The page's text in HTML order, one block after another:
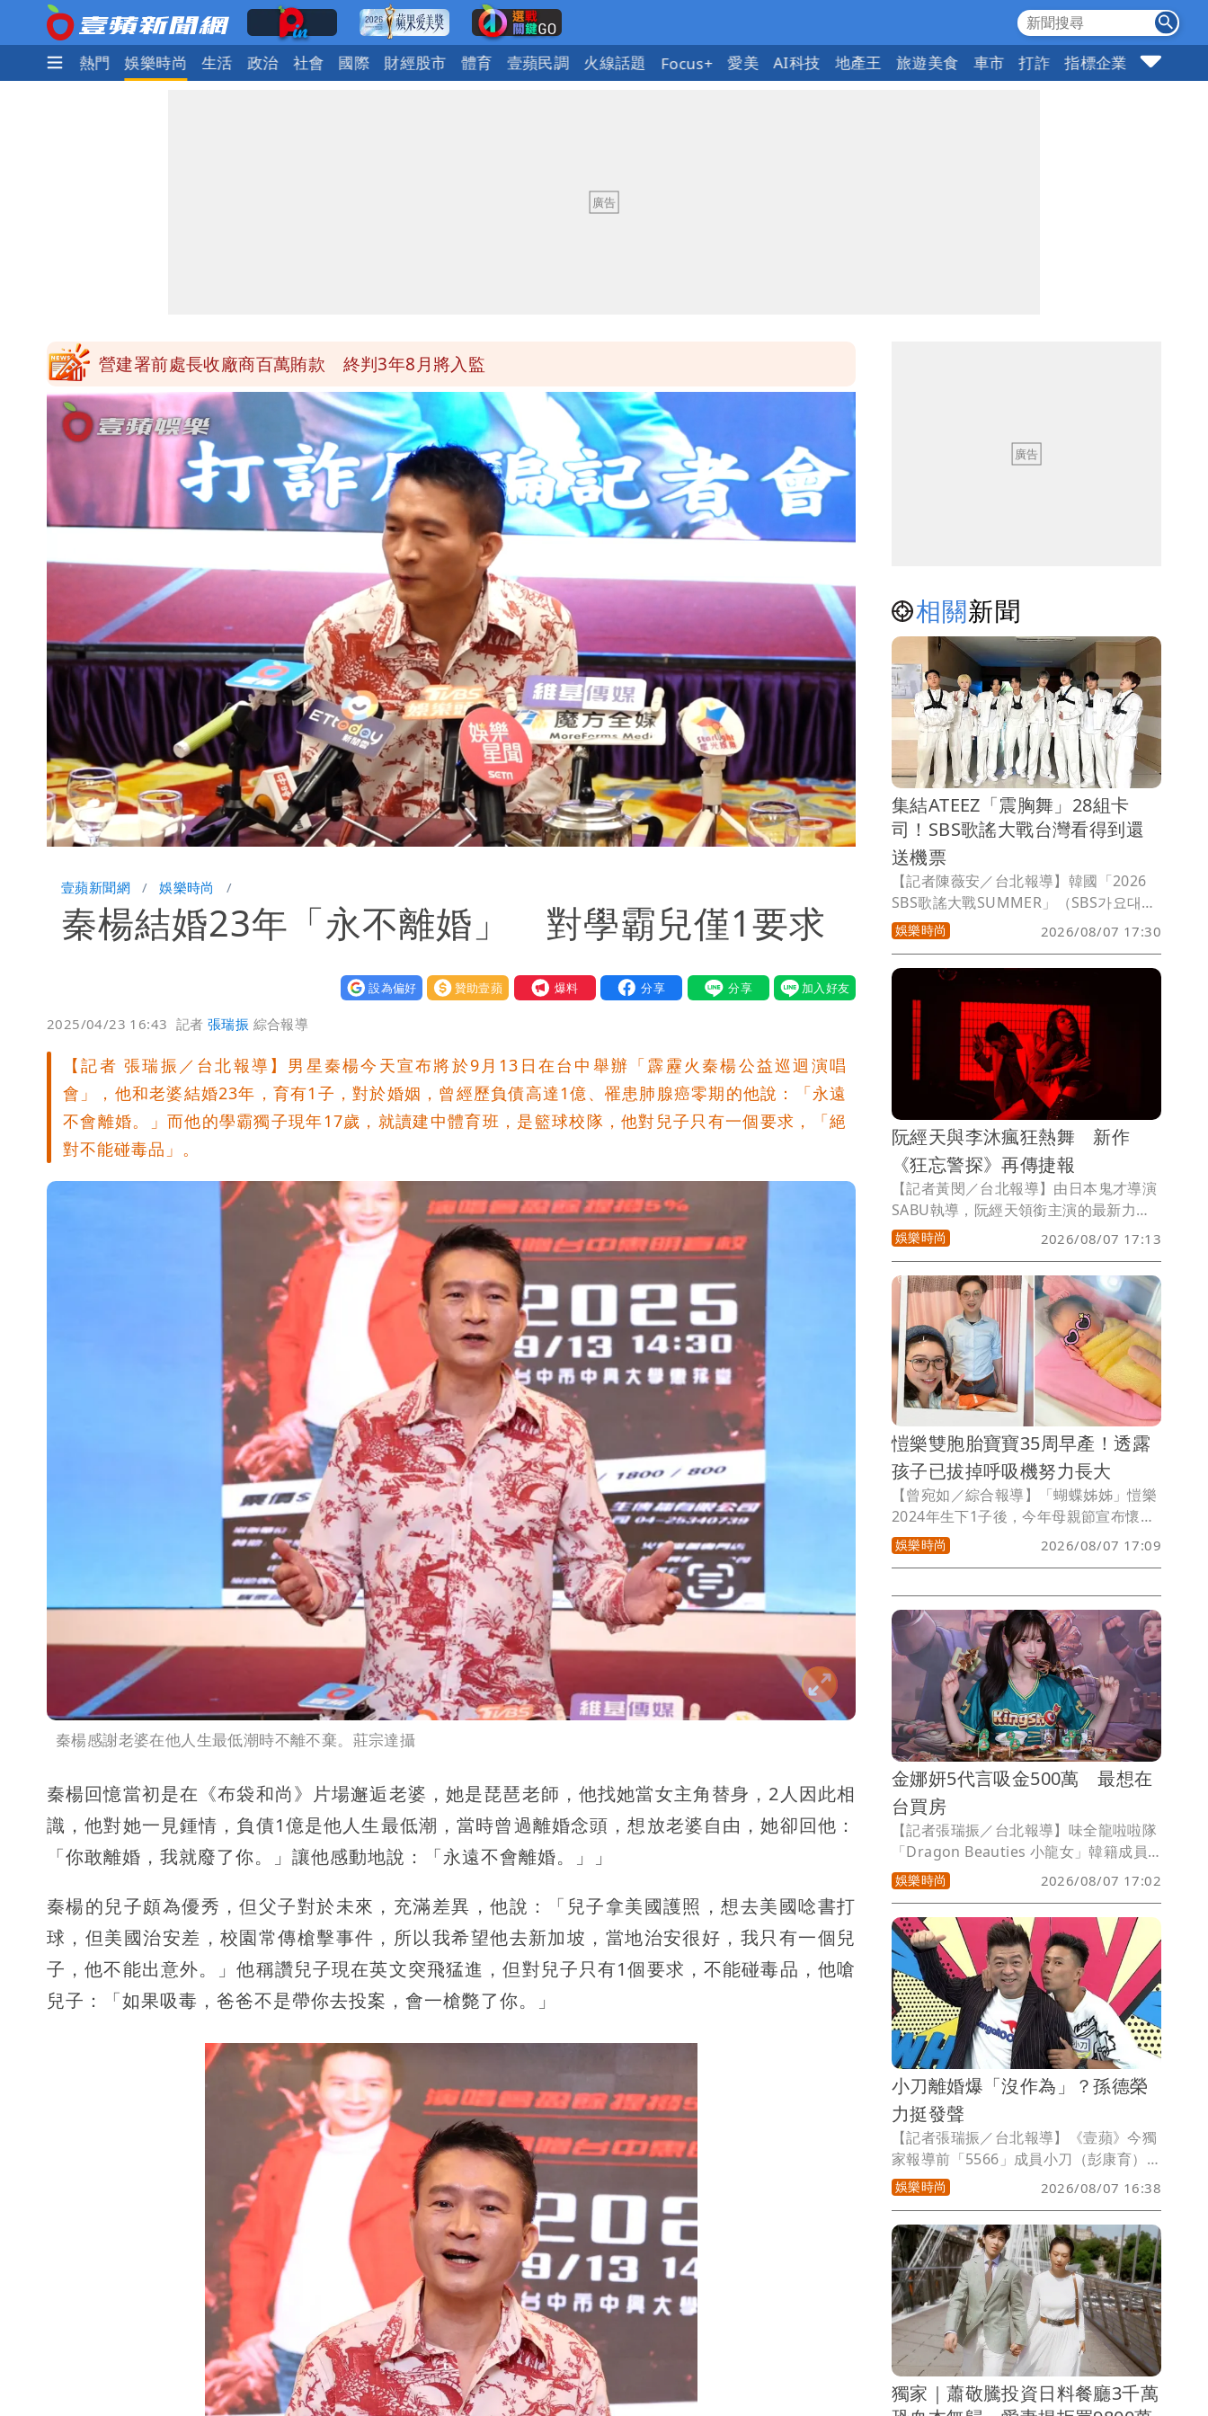
焦點 熱門 娛樂時尚 生活 政治 社會 國際 財經股市 體育 壹蘋民調 火線話題 Focus+ 愛美 AI科技 地產王 旅遊美食 車市 打詐 指標企業 壹蘋頭家
營建署前處長收廠商百萬賄款 終判3年8月將入監
高鐵「半導體列車」開跑！1招可拿優惠券
慈濟買BNT遭詐10億元 蔡英文：政府很多謹慎判斷當時未被理解
Unmute Loaded:
36.76%
壹蘋新聞網 娛樂時尚
秦楊結婚23年「永不離婚」 對學霸兒僅1要求
設為偏好 贊助壹蘋 我要爆料
2025/04/23 16:43 記者張瑞振 綜合報導
【記者 張瑞振／台北報導】男星秦楊今天宣布將於9月13日在台中舉辦「霹靂火秦楊公益巡迴演唱
會」，他和老婆結婚23年，育有1子，對於婚姻，曾經歷負債高達1億、罹患肺腺癌零期的他說：「永遠
不會離婚。」而他的學霸獨子現年17歲，就讀建中體育班，是籃球校隊，他對兒子只有一個要求，「絕
對不能碰毒品」。
秦楊感謝老婆在他人生最低潮時不離不棄。莊宗達攝
秦楊回憶當初是在《布袋和尚》片場邂逅老婆，她是琵琶老師，他找她當女主角替身，2人因此相
識，他對她一見鍾情，負債1億是他人生最低潮，當時曾過離婚念頭，想放老婆自由，她卻回他：
「你敢離婚，我就廢了你。」讓他感動地說：「永遠不會離婚。」」
秦楊的兒子頗為優秀，但父子對於未來，充滿差異，他說：「兒子拿美國護照，想去美國唸書打
球，但美國治安差，校園常傳槍擊事件，所以我希望他去新加坡，當地治安很好，我只有一個兒
子，他不能出意外。」他稱讚兒子現在英文突飛猛進，但對兒子只有1個要求，不能碰毒品，他嗆
兒子：「如果吸毒，爸爸不是帶你去投案，會一槍斃了你。」
相關新聞
集結ATEEZ「震胸舞」28組卡
司！SBS歌謠大戰台灣看得到還
送機票
【記者陳薇安／台北報導】韓國「2026
SBS歌謠大戰SUMMER」（SBS가요대
전）8月9日在高陽KTNTEX登場，由RIIZE
成員成燦、NCT WISH隊長SION搭配師
妹團Hearts2Hearts成員IAN主持，更集
結「震胸男團」ATEEZ、Stray Kids、
SEVENTEEN老么DINO、夏日女團Red
Velvet、Day6貝斯手元弼、NCT127隊長
泰容等28組人氣卡司，台灣粉絲當天可透
過TVBS及CATCHPLAY+同步收看，還有
機會抽中首爾來回機票。
娛樂時尚 2026/08/07 17:30
阮經天與李沐瘋狂熱舞 新作
《狂忘警探》再傳捷報
【記者黃閔／台北報導】由日本鬼才導演
SABU執導，阮經天領銜主演的最新力作
《狂忘警探》傳捷報！本片正式入選第51
屆多倫多國際影展（TIFF）「午夜瘋狂」
單元，並將於影展期間舉行北美首映，由
於此單元只入選10部片，《狂忘警探》甚
至是唯一是選片委員一致、毫無懸念地通
過入選片，成為今年台灣電影在國際影壇
最受矚目的焦點之一，也成為多倫多國際
影展和威尼斯影展雙料入選的華語片。
娛樂時尚 2026/08/07 17:13
愷樂雙胞胎寶寶35周早產！透露
孩子已拔掉呼吸機努力長大
【曾宛如／綜合報導】「蝴蝶姊姊」愷樂
2024年生下1子後，今年母親節宣布懷上
雙胞胎喜訊，如今女兒平安出生，她表示
「媽媽很抱歉，因為前置胎盤所以讓你們
努力，拔掉呼吸機可以自主呼吸了、出保
溫箱體溫正常了，現在拼命喝奶也穩定長
大了，真的很感動」。
娛樂時尚 2026/08/07 17:09
金娜妍5代言吸金500萬 最想在
台買房
【記者張瑞振／台北報導】味全龍啦啦隊
「Dragon Beauties 小龍女」韓籍成員
金娜妍今天出席連鎖串燒品牌「焦糖楓」
三和店化身一日店長，與居酒屋霸主「柒
息地」攜手全球前十大熱門手遊
《Kingshot》打造「國王燒烤節」活
動，來台發展1年的她，不僅憑藉球場應
援累積高人氣，演藝事業也持續攀升，今
年一口氣拿下5個代言，每支代言酬勞皆
達7位數，粗估進帳約500萬元，同時也透
露自己最大的心願，就是未來能在台灣擁
有一個屬於自己的家。
娛樂時尚 2026/08/07 17:02
小刀離婚爆「沒作為」？孫德榮
力挺發聲
【記者張瑞振／台北報導】《壹蘋》今獨
家報導前「5566」成員小刀（彭康育）與
台玻集團二千金林文晴結束 14 年婚姻，
小刀發文證實2人已分開一段時間了，而
婚變原因，疑似因小刀多年來「沒有特別
作為」，最終成了壓垮婚姻的最後一根稻
草，針對此原因，前經紀人孫德榮接受
《壹蘋》訪問：「我只能說小刀很努力，
但有些事都很不一定，他之前主持很努
力，表現出色。」
娛樂時尚 2026/08/07 16:38
獨家｜蕭敬騰投資日料餐廳3千萬